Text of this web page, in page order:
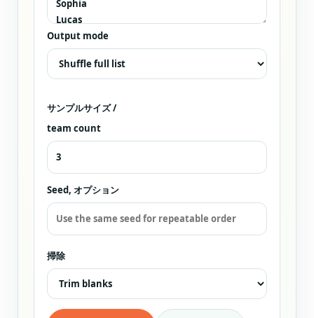
Output mode
サンプルサイズ /
team count
Seed, オプション
掃除